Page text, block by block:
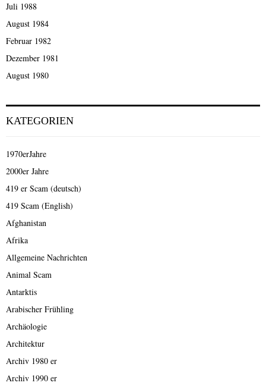
Juli 1988
August 1984
Februar 1982
Dezember 1981
August 1980
KATEGORIEN
1970erJahre
2000er Jahre
419 er Scam (deutsch)
419 Scam (English)
Afghanistan
Afrika
Allgemeine Nachrichten
Animal Scam
Antarktis
Arabischer Frühling
Archäologie
Architektur
Archiv 1980 er
Archiv 1990 er